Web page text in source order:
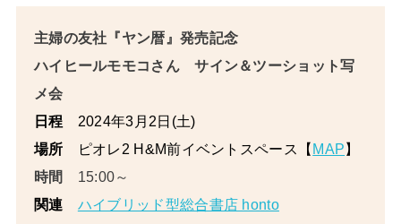
主婦の友社『ヤン暦』発売記念
ハイヒールモモコさん サイン＆ツーショット写
メ会
日程 2024年3月2 日(土)
場所 ピオレ2 H&M前イベントスペース【 MAP 】
時間
15:00～
関連
ハイブリッド型総合書店 honto